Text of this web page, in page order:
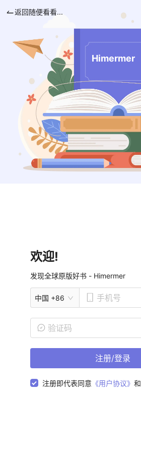
返回随便看看...
Himermer
欢迎!
发现全球原版好书 - Himermer
中国 +86
注册/登录
注册即代表同意 《用户协议》 和